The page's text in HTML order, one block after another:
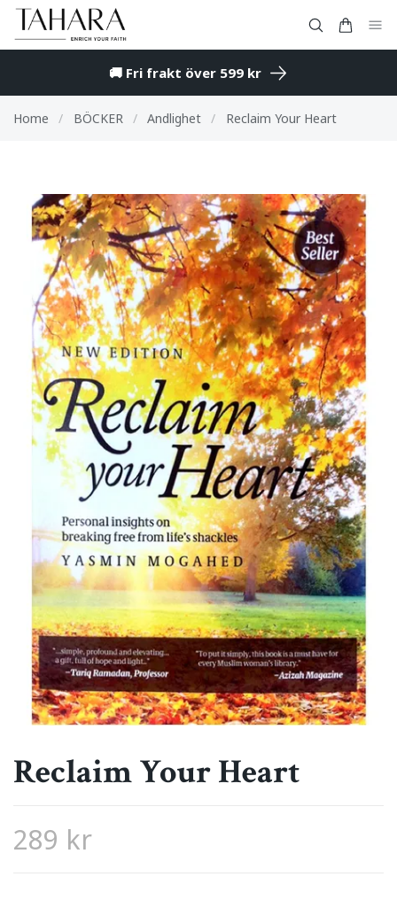
🚚 Fri frakt över 599 kr
Home / BÖCKER / Andlighet / Reclaim Your Heart
Reclaim Your Heart
289 kr